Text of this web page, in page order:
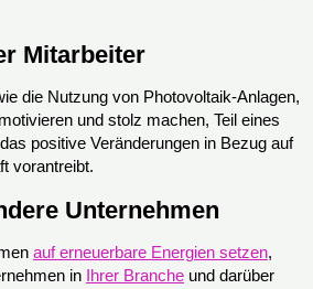
Mitarbeiter
die Nutzung von Photovoltaik-Anlagen,
und stolz machen, Teil eines
positive Veränderungen in Bezug auf
vorantreibt.
Unternehmen
auf erneuerbare Energien setzen,
in
Ihrer Branche und darüber